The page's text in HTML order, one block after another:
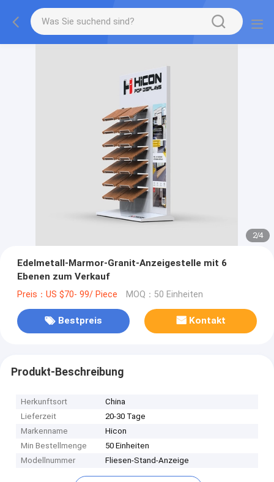
2/4
Edelmetall-Marmor-Granit-Anzeigestelle mit 6
Ebenen zum Verkauf
Preis：US $70- 99/ Piece MOQ：50 Einheiten
Bestpreis Kontakt
Produkt-Beschreibung
Herkunftsort
China
Lieferzeit
20-30 Tage
Markenname
Hicon
Min Bestellmenge
50 Einheiten
Modellnummer
Fliesen-Stand-Anzeige